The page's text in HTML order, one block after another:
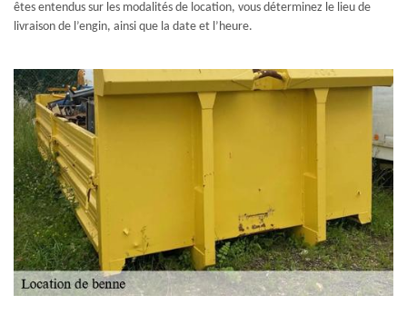
êtes entendus sur les modalités de location, vous déterminez le lieu de
livraison de l’engin, ainsi que la date et l’heure.